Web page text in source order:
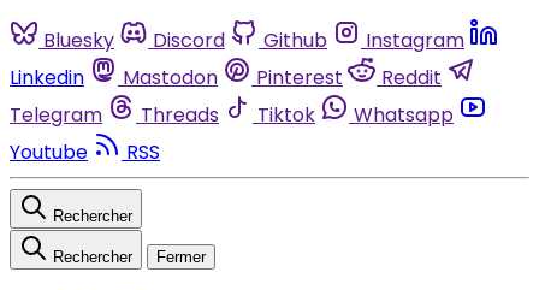
Bluesky Discord Github
Instagram
Linkedin
Mastodon Pinterest
Reddit
Telegram
Threads Tiktok
Whatsapp
Youtube
RSS
Rechercher
Rechercher Fermer